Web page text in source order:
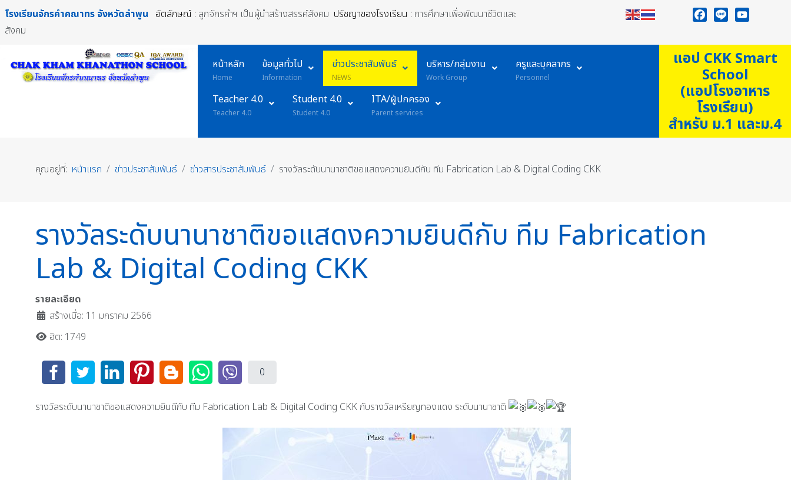
โรงเรียนจักรคำคณาทร จังหวัดลำพูน อัตลักษณ์ : ลูกจักรคำฯ เป็นผู้นำสร้างสรรค์สังคม ปรัชญาของโรงเรียน : การศึกษาเพื่อพัฒนาชีวิตและ
สังคม
หน้าหลัก
Home
ข้อมูลทั่วไป
Information
ข่าวประชาสัมพันธ์
NEWS
บริหาร/กลุ่มงาน
Work Group
ครูและบุคลากร
Personnel
Teacher 4.0
Teacher 4.0
Student 4.0
Student 4.0
ITA/ผู้ปกครอง
Parent services
แอป CKK Smart
School
(แอปโรงอาหาร
โรงเรียน)
สำหรับ ม.1 และม.4
คุณอยู่ที่: หน้าแรก ข่าวประชาสัมพันธ์ ข่าวสารประชาสัมพันธ์ รางวัลระดับนานาชาติขอแสดงความยินดีกับ ทีม Fabrication Lab & Digital Coding CKK
รางวัลระดับนานาชาติขอแสดงความยินดีกับ ทีม Fabrication
Lab & Digital Coding CKK
รายละเอียด
สร้างเมื่อ: 11 มกราคม 2566
ฮิต: 1749
0
รางวัลระดับนานาชาติขอแสดงความยินดีกับ ทีม Fabrication Lab & Digital Coding CKK กับรางวัลเหรียญทองแดง ระดับนานาชาติ